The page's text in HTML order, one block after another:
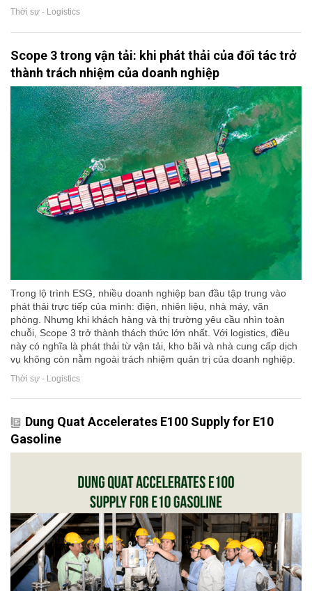
Thời sự - Logistics
Scope 3 trong vận tải: khi phát thải của đối tác trở
thành trách nhiệm của doanh nghiệp
Trong lộ trình ESG, nhiều doanh nghiệp ban đầu tập trung vào
phát thải trực tiếp của mình: điện, nhiên liệu, nhà máy, văn
phòng. Nhưng khi khách hàng và thị trường yêu cầu nhìn toàn
chuỗi, Scope 3 trở thành thách thức lớn nhất. Với logistics, điều
này có nghĩa là phát thải từ vận tải, kho bãi và nhà cung cấp dịch
vụ không còn nằm ngoài trách nhiệm quản trị của doanh nghiệp.
Thời sự - Logistics
Dung Quat Accelerates E100 Supply for E10
Gasoline